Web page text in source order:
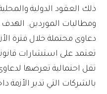
ذلك العقود الدولية
ومطالبات الموردين.
دعاوى محتملة خلال فترة
تعتمد على استشارات
بالشركات التي تدير الأزمة